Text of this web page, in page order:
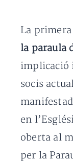
La primera
la paraula
implicació
socis
en
oberta al
per la